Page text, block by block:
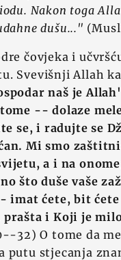
Nakon toga
dušu..."
čovjeka i
Svevišnji Allah
naš je
-- dolaze
se, i radujte se
Mi smo
a i na
što duše vaše
imat ćete, bit ćete
prašta i Koji je
32) O tome da
putu stjecanja